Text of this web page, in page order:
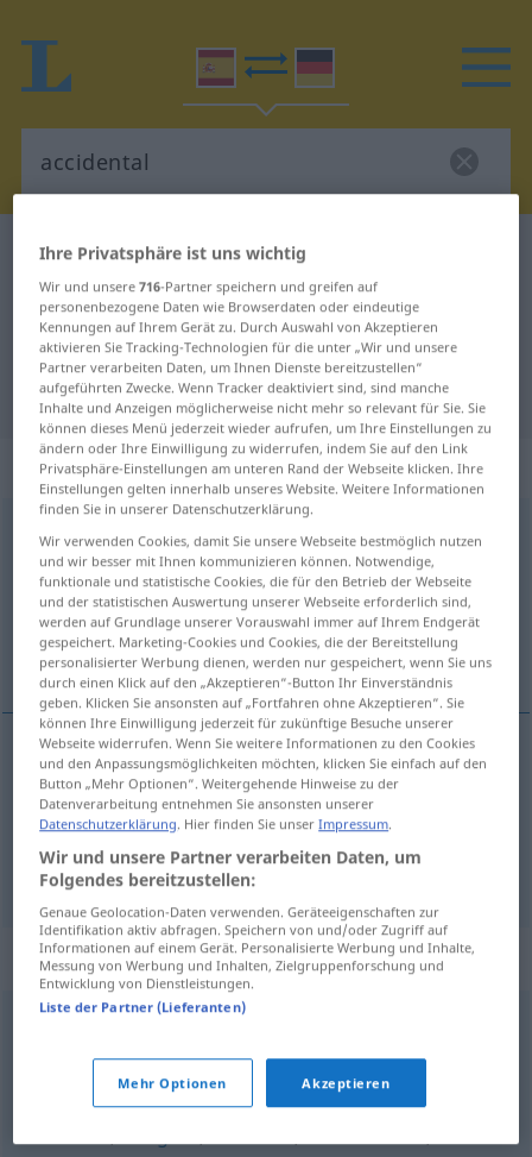
Spanisch-Deutsch Wörterbuch
Spanisch-Deutsch Übersetzung für
"accidental"
"accidental" Deutsch Übersetzung
„accidental“: adjetivo
accidental [aɣθiðenˈtal] adj
Übersicht aller Übersetzungen
(Für mehr Details die Übersetzung anklicken/antippen)
zufällig, unwesentlich
zufällig accidental (≈ casual)
unwesentlich accidental (≈ no esencial)
Synonyme für "accidental"
pasajero
anecdótico
Ihre Privatsphäre ist uns wichtig
Wir und unsere716-Partner speichern und greifen auf
personenbezogene Daten wie Browserdaten oder eindeutige
Kennungen auf Ihrem Gerät zu. Durch Auswahl von Akzeptieren
aktivieren Sie Tracking-Technologien für die unter „Wir und unsere
Partner verarbeiten Daten, um Ihnen Dienste bereitzustellen“
aufgeführten Zwecke. Wenn Tracker deaktiviert sind, sind manche
Inhalte und Anzeigen möglicherweise nicht mehr so relevant für Sie. Sie
können dieses Menü jederzeit wieder aufrufen, um Ihre Einstellungen zu
ändern oder Ihre Einwilligung zu widerrufen, indem Sie auf den Link
Privatsphäre-Einstellungen am unteren Rand der Webseite klicken. Ihre
Einstellungen gelten innerhalb unseres Website. Weitere Informationen
finden Sie in unserer Datenschutzerklärung.
Wir verwenden Cookies, damit Sie unsere Webseite bestmöglich nutzen
und wir besser mit Ihnen kommunizieren können. Notwendige,
funktionale und statistische Cookies, die für den Betrieb der Webseite
und der statistischen Auswertung unserer Webseite erforderlich sind,
werden auf Grundlage unserer Vorauswahl immer auf Ihrem Endgerät
gespeichert. Marketing-Cookies und Cookies, die der Bereitstellung
personalisierter Werbung dienen, werden nur gespeichert, wenn Sie uns
durch einen Klick auf den „Akzeptieren“-Button Ihr Einverständnis
geben. Klicken Sie ansonsten auf „Fortfahren ohne Akzeptieren“. Sie
können Ihre Einwilligung jederzeit für zukünftige Besuche unserer
Webseite widerrufen. Wenn Sie weitere Informationen zu den Cookies
und den Anpassungsmöglichkeiten möchten, klicken Sie einfach auf den
Button „Mehr Optionen“. Weitergehende Hinweise zu der
Datenverarbeitung entnehmen Sie ansonsten unserer
Datenschutzerklärung. Hier finden Sie unserImpressum.
Wir und unsere Partner verarbeiten Daten, um
Folgendes bereitzustellen:
Genaue Geolocation-Daten verwenden. Geräteeigenschaften zur
Identifikation aktiv abfragen. Speichern von und/oder Zugriff auf
Informationen auf einem Gerät. Personalisierte Werbung und Inhalte,
Messung von Werbung und Inhalten, Zielgruppenforschung und
Entwicklung von Dienstleistungen.
Liste der Partner (Lieferanten)
Mehr Optionen Akzeptieren